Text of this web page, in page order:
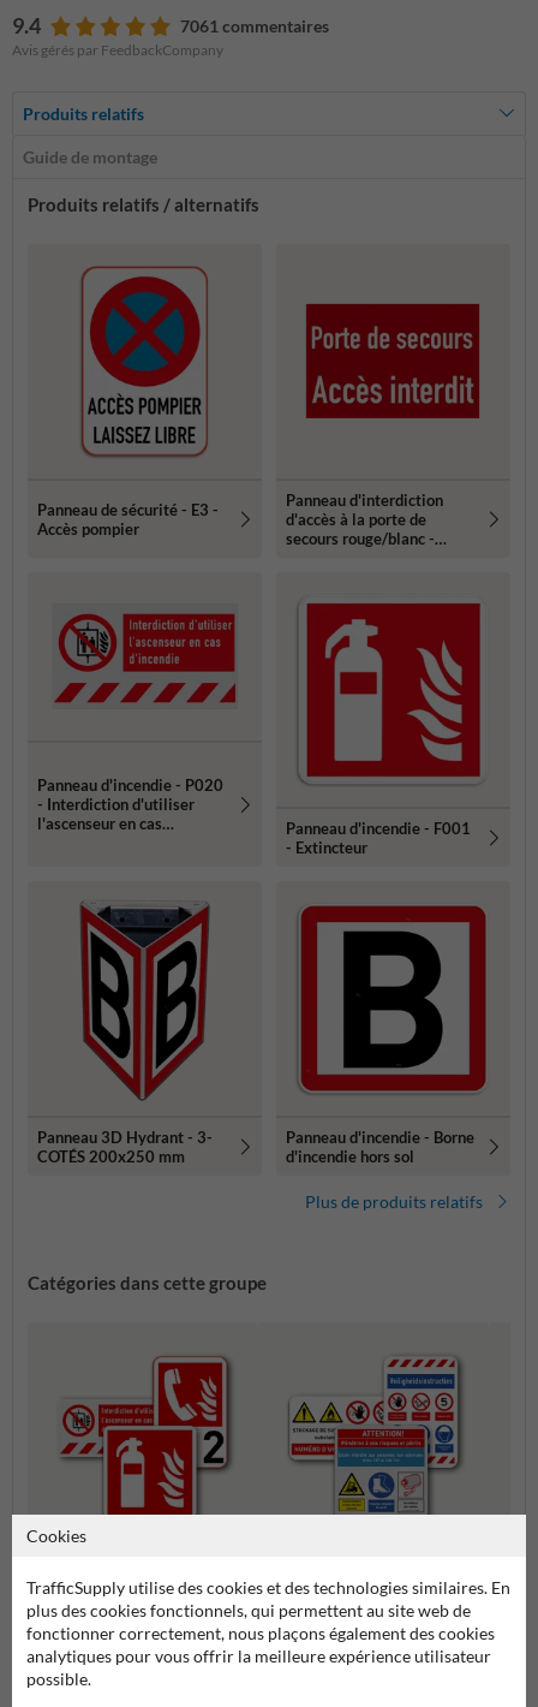
9.4 7061 commentaires
Avis gérés par FeedbackCompany
Produits relatifs
Guide de montage
Produits relatifs / alternatifs
Panneau de sécurité - E3 -
Accès pompier
Panneau d'interdiction
d'accès à la porte de
secours rouge/blanc -
Panneau d'incendie - P020
- Interdiction d'utiliser
l'ascenseur en cas
Panneau d'incendie - F001
- Extincteur
Panneau 3D Hydrant - 3-
COTÉS 200x250 mm
Panneau d'incendie - Borne
d'incendie hors sol
Plus de produits relatifs
Catégories dans cette groupe
Panneaux d'incendie
panneaux de sécurité
Pictogrammes et panneaux de sécurité
Cookies
TrafficSupply utilise des cookies et des technologies similaires. En
plus des cookies fonctionnels, qui permettent au site web de
fonctionner correctement, nous plaçons également des cookies
analytiques pour vous offrir la meilleure expérience utilisateur
possible.